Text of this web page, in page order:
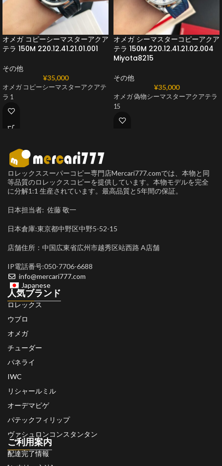
オメガ コピーシーマスターアクア
テラ 150 M 220.12.41.21.01.001
その他
¥35,000
オメガ コピーシーマスターアクアテ
ラ 1
オメガ シーマスターコピーアクア
テラ 150 M 220.12.41.21.02.004
Miyota8215
その他
¥35,000
オメガ 偽物シーマスターアクアテラ
15
ロレックススーパーコピー専門店Mercari777.comでは、本物と同
等品質のロレックスコピーを提供しています。本物モデルを完全
に分解1:1 生産されています。最高品質と5年間の保証。
日本担当者: 佐藤 敬一
日本倉庫:東京都中野区中野5-52-15
店舗住所：中国広東省広州市越秀区站西路 A店舗
IP電話番号:050-7706-6688
info@mercari777.com
Japanese
人気ブランド
ロレックス
ウブロ
オメガ
チューダー
パネライ
IWC
リシャールミル
オーデマピゲ
パテックフィリップ
ヴァシュロンコンスタンタン
ご利用案内
配達完了情報